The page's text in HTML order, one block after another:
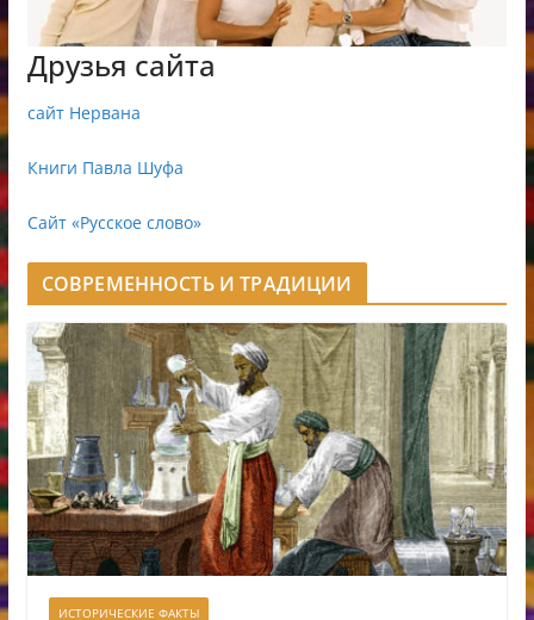
Друзья сайта
сайт Нервана
Книги Павла Шуфа
Сайт «Русское слово»
СОВРЕМЕННОСТЬ И ТРАДИЦИИ
ИСТОРИЧЕСКИЕ ФАКТЫ